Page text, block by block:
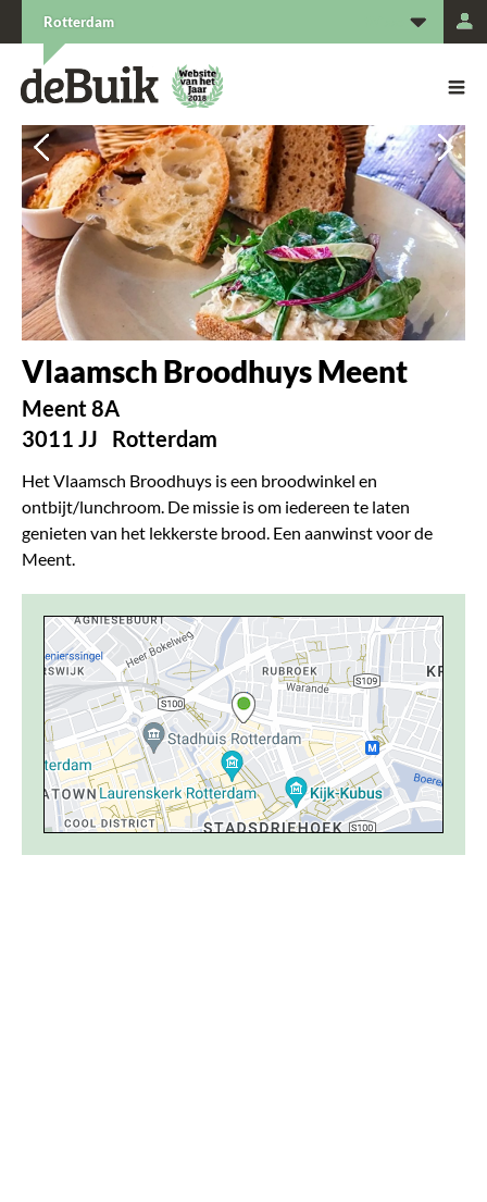
Vorige
Vorige
Vlaamsch Broodhuys Meent
Meent 8A
3011 JJ
Rotterdam
Het Vlaamsch Broodhuys is een broodwinkel en
ontbijt/lunchroom. De missie is om iedereen te laten
genieten van het lekkerste brood. Een aanwinst voor de
Meent.
Rotterdam
De Buik van {city: city}
De Buik